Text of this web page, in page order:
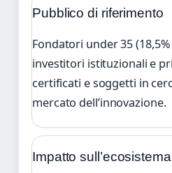
Pubblico di riferimento
Fondatori under 35
investitori istituzionali e
certificati e soggetti in
mercato dell’innovazione.
Impatto sull’ecosistema